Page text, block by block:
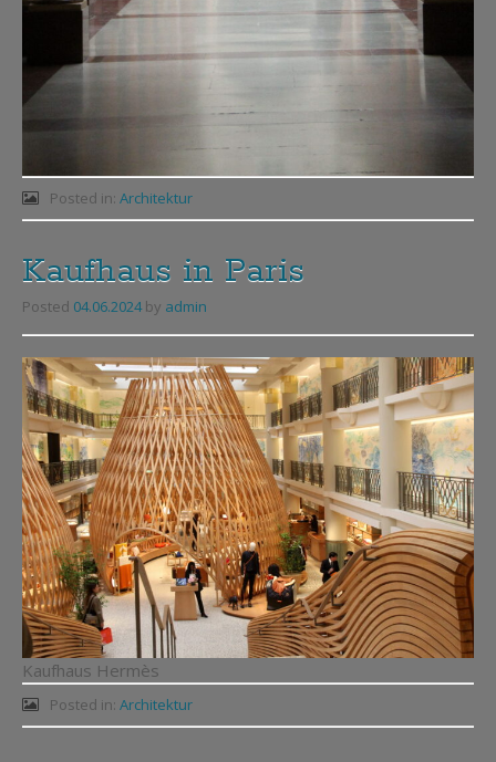
Posted in: Architektur
Kaufhaus in Paris
Posted 04.06.2024 by admin
Kaufhaus Hermès
Posted in: Architektur